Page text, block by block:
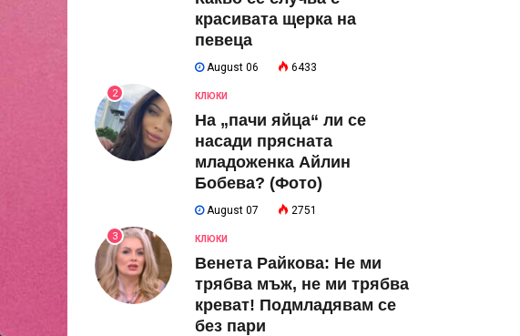
красивата щерка на
певеца
August 06 6433
2 КЛЮКИ
На „пачи яйца“ ли се
насади прясната
младоженка Айлин
Бобева? (Фото)
August 07 2751
3 КЛЮКИ
Венета Райкова: Не ми
трябва мъж, не ми трябва
креват! Подмладявам се
без пари